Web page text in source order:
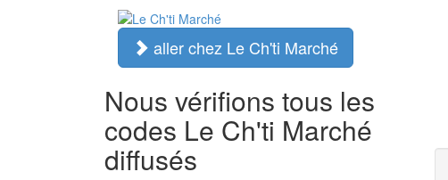
aller chez Le Ch'ti Marché
Nous vérifions tous les
codes Le Ch'ti Marché
diffusés